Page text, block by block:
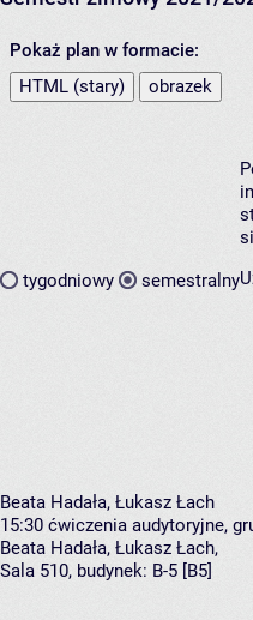
Pokaż plan w formacie:
HTML (stary)
obrazek
tygodniowy semestralny
Beata Hadała, Łukasz Łach
15:30 ćwiczenia audytoryjne,
Beata Hadała, Łukasz Łach,
Sala 510, budynek: B-5 [B5]